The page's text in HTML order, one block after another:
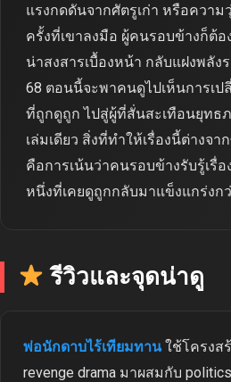
แรงกดดันจากศัตรูเก่า หรือความ
ครั้งที่เขาลงมือ ผู้คนรอบข้างก็ต้อ
น่าสงสารเบื้องหน้า กลับแฝงพลั
68 ตอนนี้จะพาคนดูไปเห็นการเ
ที่ถูกดูถูก ไปสู่ผู้ที่สั่นสะเทือนยุทธ
เล่มเดียว สิ่งที่ทำให้เรื่องนี้ต่างจ
คือการเน้นว่าคนรอบข้างรับรู้เรื่อ
หนึ่งที่เคยดูถูกกลับมาแข็งแกร่งก
รีวิวและจุดน่าดู
พ่อนักดาบไร้เทียมทานใช้โครงส
revenge drama มาผสมกับ